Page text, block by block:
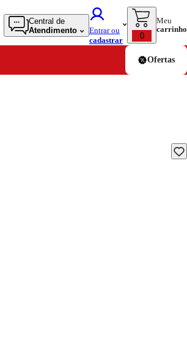
Central de
Atendimento
Entrar ou
cadastrar
0
Meu
carrinho
Ofertas